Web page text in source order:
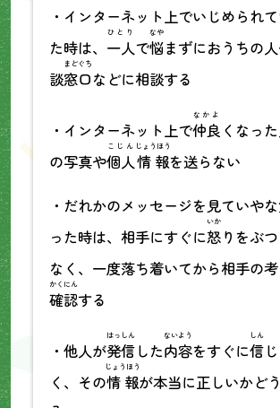
・インターネット上でいじめられ
た時は、 一人
ひとり
で悩
なや
まずにおうちの
談窓口
まどぐち
などに相談する
・インターネット上で仲良
なかよ
くなっ
の写真や個人
こじん
情報
じょうほう
を送らない
・だれかのメッセージを見ていや
った時は、相手にすぐに怒
いか
りをぶ
なく、一度落ち着いてから相手の
確認
かくにん
する
・他人が発信
はっしん
した内容
ないよう
をすぐに信
しん
く、その情報
じょうほう
が本当に正しいかど